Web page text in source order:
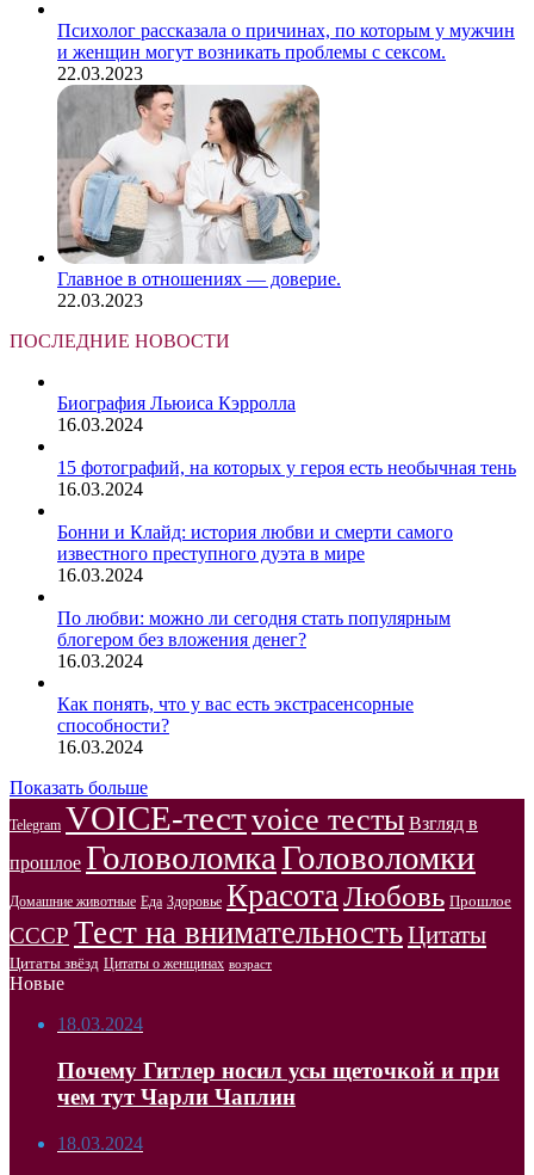
Психолог рассказала о причинах, по которым у мужчин
и женщин могут возникать проблемы с сексом.
22.03.2023
Главное в отношениях — доверие.
22.03.2023
ПОСЛЕДНИЕ НОВОСТИ
Биография Льюиса Кэрролла
16.03.2024
15 фотографий, на которых у героя есть необычная тень
16.03.2024
Бонни и Клайд: история любви и смерти самого
известного преступного дуэта в мире
16.03.2024
По любви: можно ли сегодня стать популярным
блогером без вложения денег?
16.03.2024
Как понять, что у вас есть экстрасенсорные
способности?
16.03.2024
Показать больше
Telegram VOICE-тестvoice тесты Взгляд в
прошлое ГоловоломкаГоловоломки
Домашние животные Еда Здоровье КрасотаЛюбовь Прошлое
СССР Тест на внимательностьЦитаты
Цитаты звёзд Цитаты о женщинах возраст
Новые
18.03.2024
Почему Гитлер носил усы щеточкой и при
чем тут Чарли Чаплин
18.03.2024